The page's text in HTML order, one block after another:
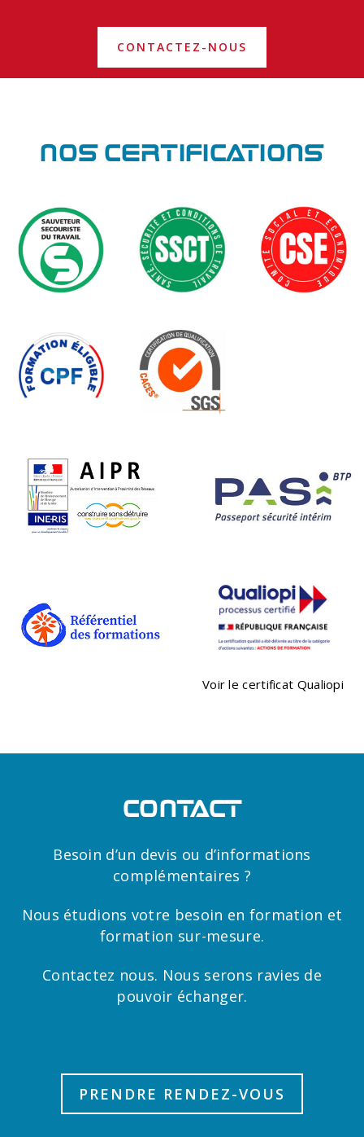
CONTACTEZ-NOUS
NOS CERTIFICATIONS
Voir le certificat Qualiopi
CONTACT
Besoin d’un devis ou d’informations
complémentaires ?
Nous étudions votre besoin en formation et
formation sur-mesure.
Contactez nous. Nous serons ravies de
pouvoir échanger.
PRENDRE RENDEZ-VOUS